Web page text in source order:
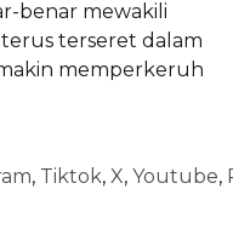
benar mewakili
terseret dalam
memperkeruh
, Tiktok, X, Youtube,